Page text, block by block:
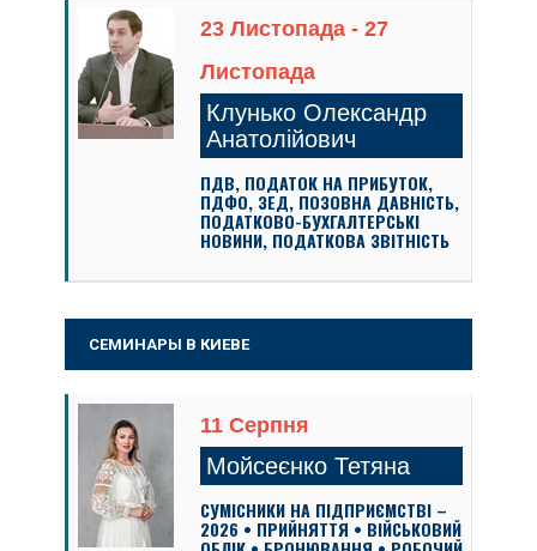
23 Листопада - 27
Листопада
Клунько Олександр
Анатолійович
ПДВ, ПОДАТОК НА ПРИБУТОК,
ПДФО, ЗЕД, ПОЗОВНА ДАВНІСТЬ,
ПОДАТКОВО-БУХГАЛТЕРСЬКІ
НОВИНИ, ПОДАТКОВА ЗВІТНІСТЬ
СЕМИНАРЫ В КИЕВЕ
11 Серпня
Мойсеєнко Тетяна
СУМІСНИКИ НА ПІДПРИЄМСТВІ –
2026 • ПРИЙНЯТТЯ • ВІЙСЬКОВИЙ